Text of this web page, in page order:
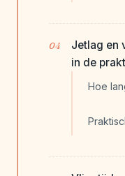
Jetlag en
in de
Hoe